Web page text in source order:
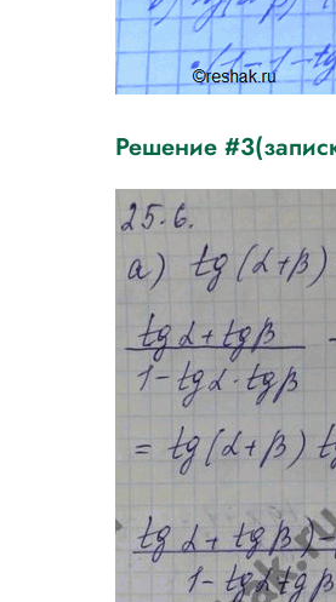
Решение